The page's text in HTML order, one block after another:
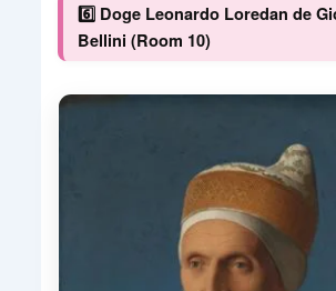
6️⃣ Doge Leonardo Loredan de
Bellini (Room 10)